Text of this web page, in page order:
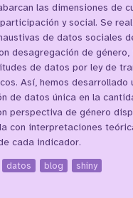
las dimensiones de
y social. Se
de datos sociales
desagregación de género,
de datos por ley de
Así, hemos desarrollado
de datos única en la
perspectiva de género
con interpretaciones
cada indicador.
datos blog shiny